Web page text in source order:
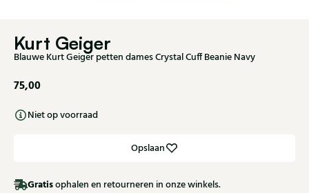
Kurt Geiger
Blauwe Kurt Geiger petten dames Crystal Cuff Beanie Navy
75,00
Niet op voorraad
Opslaan
Gratisophalen en retourneren in onze winkels.